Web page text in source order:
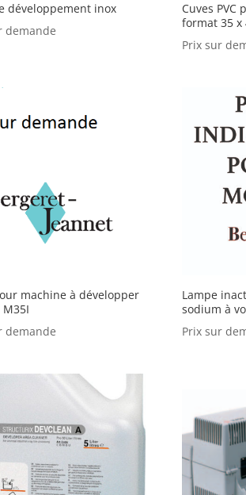
développement inox
demande
Cuves PVC
format 35 x
Prix sur
machine à développer
M35I
demande
Lampe
sodium à
Prix sur